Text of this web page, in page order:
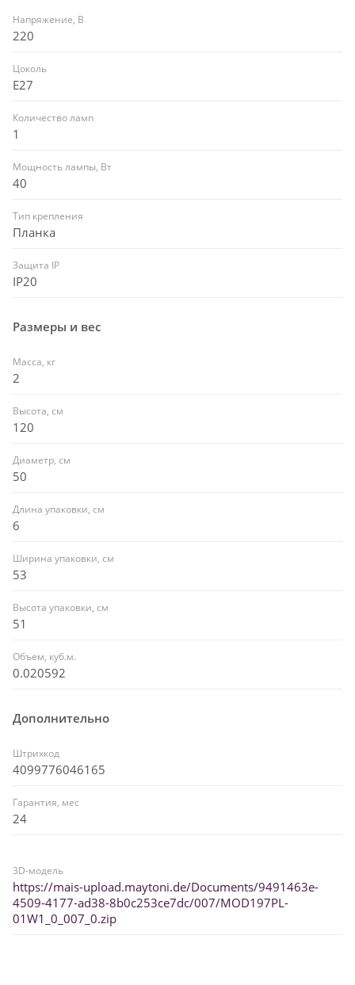
Напряжение, В
220
Цоколь
E27
Количество ламп
1
Мощность лампы, Вт
40
Тип крепления
Планка
Защита IP
IP20
Размеры и вес
Масса, кг
2
Высота, см
120
Диаметр, см
50
Длина упаковки, см
6
Ширина упаковки, см
53
Высота упаковки, см
51
Объем, куб.м.
0.020592
Дополнительно
Штрихкод
4099776046165
Гарантия, мес
24
3D-модель
https://mais-upload.maytoni.de/Documents/9491463e-
4509-4177-ad38-8b0c253ce7dc/007/MOD197PL-
01W1_0_007_0.zip